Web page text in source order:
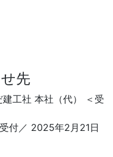
先
工社 本社（代） ＜受
付／ 2025年2月21日